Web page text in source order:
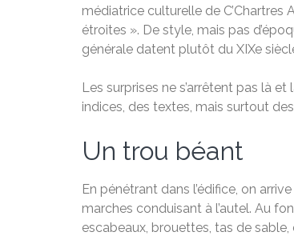
médiatrice culturelle de
étroites ». De style, mais pas
générale datent plutôt du XIXe
Les surprises ne s’arrêtent pas là
indices, des textes, mais surtout
Un trou béant
En pénétrant dans l’édifice, on
marches conduisant à l’autel. Au
escabeaux, brouettes, tas de